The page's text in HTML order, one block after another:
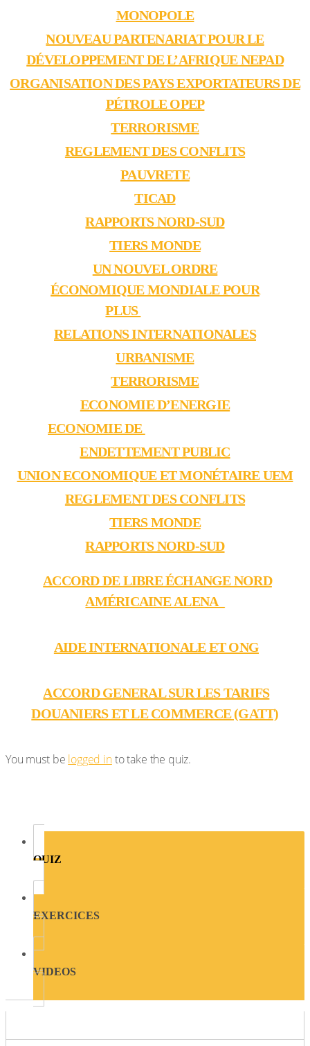
MONOPOLE
NOUVEAU PARTENARIAT POUR LE
DÉVELOPPEMENT DE L’AFRIQUE NEPAD
ORGANISATION DES PAYS EXPORTATEURS DE
PÉTROLE OPEP
TERRORISME
REGLEMENT DES CONFLITS
PAUVRETE
TICAD
RAPPORTS NORD-SUD
TIERS MONDE
UN NOUVEL ORDRE
ÉCONOMIQUE MONDIALE POUR
PLUS
RELATIONS INTERNATIONALES
URBANISME
TERRORISME
ECONOMIE D’ENERGIE
ECONOMIE DE
ENDETTEMENT PUBLIC
UNION ECONOMIQUE ET MONÉTAIRE UEM
REGLEMENT DES CONFLITS
TIERS MONDE
RAPPORTS NORD-SUD
ACCORD DE LIBRE ÉCHANGE NORD
AMÉRICAINE ALENA_
AIDE INTERNATIONALE ET ONG
ACCORD GENERAL SUR LES TARIFS
DOUANIERS ET LE COMMERCE (GATT)
You must be logged into take the quiz.
QUIZ
EXERCICES
VIDEOS